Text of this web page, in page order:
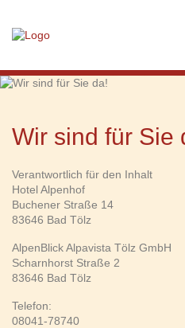
Wir sind für Sie
Verantwortlich für den Inhalt
Hotel Alpenhof
Buchener Straße 14
83646 Bad Tölz
AlpenBlick Alpavista Tölz GmbH
Scharnhorst Straße 2
83646 Bad Tölz
Telefon:
08041-78740